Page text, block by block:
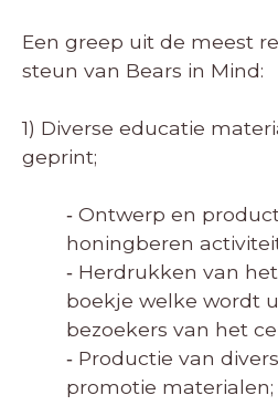
Een greep uit de meest
steun van Bears in Mind:
1) Diverse educatie
geprint;
‐ Ontwerp en
honingberen
‐ Herdrukken van
boekje welke wordt
bezoekers van het
‐ Productie van
promotie materialen;